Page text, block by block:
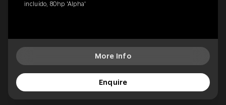
incluído, 80hp 'Alpha'
More Info
Enquire